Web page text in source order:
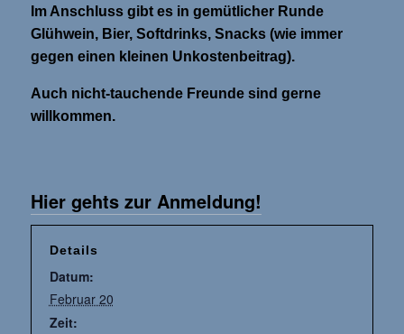
Im Anschluss gibt es in gemütlicher Runde
Glühwein, Bier, Softdrinks, Snacks (wie immer
gegen einen kleinen Unkostenbeitrag).
Auch nicht-tauchende Freunde sind gerne
willkommen.
Hier gehts zur Anmeldung!
Details
Datum:
Februar 20
Zeit: